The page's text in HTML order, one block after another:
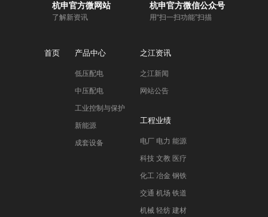
杭申官方微网站
了解新资讯
杭申官方微信公众号
用“扫一扫功能”扫描
首页 产品中心
低压配电
中压配电
工业控制与保护
新能源
成套设备
之江资讯
之江新闻
网站公告
工程业绩
电厂 电力 能源
科技 文教 医疗
化工 冶金 钢铁
交通 机场 铁道
机械 轻纺 建材